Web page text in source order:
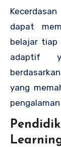
dapat
belajar tiap
adaptif
yang